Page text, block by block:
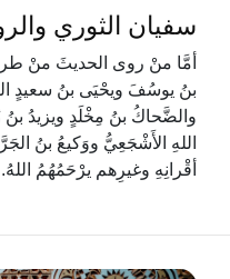
سفيان الثوري
أمَّا منْ روى الحديثَ منْ
بنُ يوسُفَ ويحْيَى بنُ سعيدٍ
والضَّحاكُ بنُ مِخْلَدٍ ويزيدُ بنُ
اللهِ الأَشْجَعِيُّ ووَكيعُ بنُ
أقْرانِهِ وغيرِهم يرْحَمُهُمُ اللهُ.